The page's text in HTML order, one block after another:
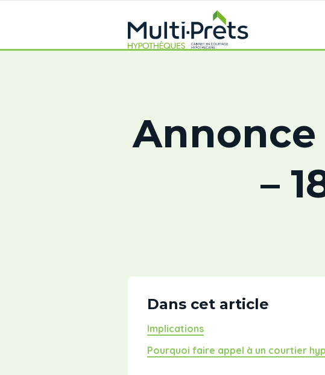
–
Dans cet article
Implications
Pourquoi faire appel à un courtier